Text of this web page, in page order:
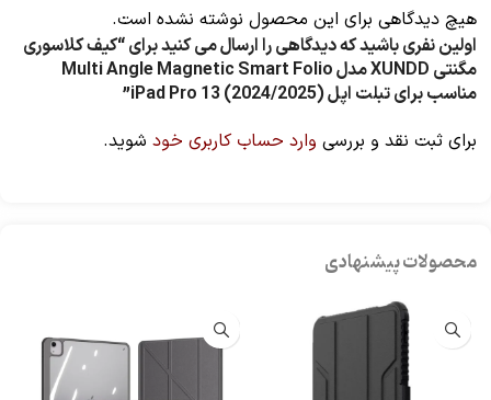
هیچ دیدگاهی برای این محصول نوشته نشده است.
اولین نفری باشید که دیدگاهی را ارسال می کنید برای “کیف کلاسوری
مگنتی XUNDD مدل Multi Angle Magnetic Smart Folio
مناسب برای تبلت اپل iPad Pro 13 (2024/2025)”
برای ثبت نقد و بررسی وارد حساب کاربری خود شوید.
محصولات پیشنهادی